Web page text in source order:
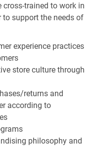
trained to work in
to support the needs of
experience practices
store culture through
returns and
according to
philosophy and